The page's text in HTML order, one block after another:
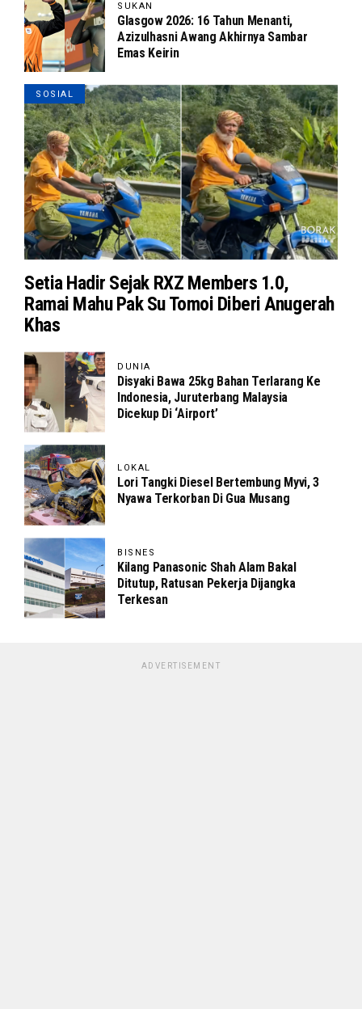
SUKAN
Glasgow 2026: 16 Tahun Menanti,
Azizulhasni Awang Akhirnya Sambar
Emas Keirin
SOSIAL
Setia Hadir Sejak RXZ Members 1.0,
Ramai Mahu Pak Su Tomoi Diberi Anugerah
Khas
DUNIA
Disyaki Bawa 25kg Bahan Terlarang Ke
Indonesia, Juruterbang Malaysia
Dicekup Di ‘Airport’
LOKAL
Lori Tangki Diesel Bertembung Myvi, 3
Nyawa Terkorban Di Gua Musang
BISNES
Kilang Panasonic Shah Alam Bakal
Ditutup, Ratusan Pekerja Dijangka
Terkesan
ADVERTISEMENT